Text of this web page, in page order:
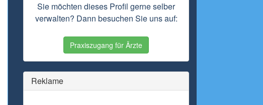
Sie möchten dieses Profil gerne selber
verwalten? Dann besuchen Sie uns auf:
Praxiszugang für Ärzte
Reklame